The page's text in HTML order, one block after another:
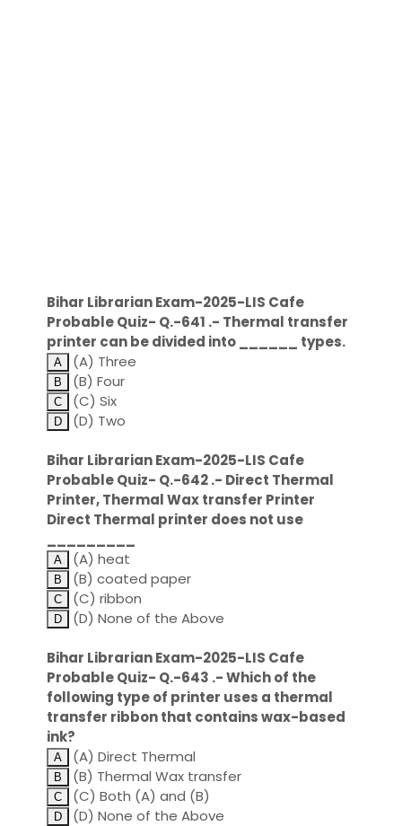
Bihar Librarian Exam-2025-LIS Cafe
Probable Quiz- Q.-641 .- Thermal transfer
printer can be divided into ______ types.
(A) Three
(B) Four
(C) Six
(D) Two
Bihar Librarian Exam-2025-LIS Cafe
Probable Quiz- Q.-642 .- Direct Thermal
Printer, Thermal Wax transfer Printer
Direct Thermal printer does not use
(A) heat
(B) coated paper
(C) ribbon
(D) None of the Above
Bihar Librarian Exam-2025-LIS Cafe
Probable Quiz- Q.-643 .- Which of the
following type of printer uses a thermal
transfer ribbon that contains wax-based
ink?
(A) Direct Thermal
(B) Thermal Wax transfer
(C) Both (A) and (B)
(D) None of the Above